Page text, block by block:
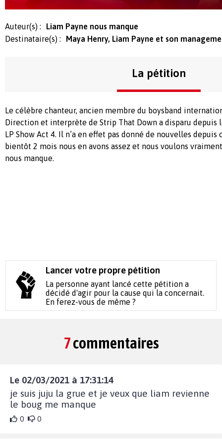
Auteur(s) :
Liam Payne nous manque
Destinataire(s) :
Maya Henry, Liam Payne et son
La pétition
Le célèbre chanteur, ancien membre du boysband
Direction et interprète de Strip That Down a disparu depuis
LP Show Act 4. Il n’a en effet pas donné de nouvelles
bientôt 2 mois nous en avons assez et nous voulons
nous manque.
Lancer votre propre pétition
La personne ayant lancé cette pétition a
décidé d'agir pour la cause qui la concernait.
En ferez-vous de même ?
7commentaires
Le 02/03/2021 à 17:31:14
je suis juju la grue et je veux que liam revienne
le boug me manque
0 0